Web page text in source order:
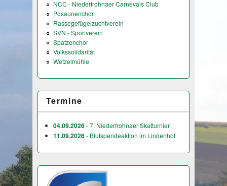
NCC - Niederfrohnaer Carnevals Club
Posaunenchor
Rassegefügelzuchtverein
SVN - Sportverein
Spatzenchor
Volkssolidarität
Wetzelmühle
Termine
04.09.2026- 7. Niederfrohnaer Skatturnier
11.09.2026- Blutspendeaktion im Lindenhof